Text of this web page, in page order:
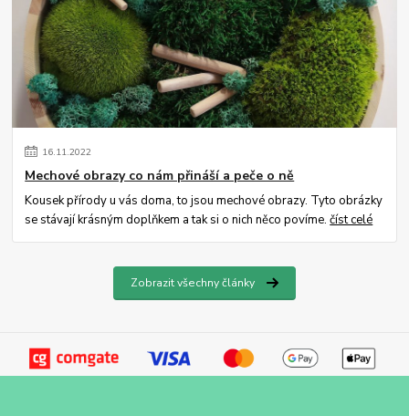
16.11.2022
Mechové obrazy co nám přináší a peče o ně
Kousek přírody u vás doma, to jsou mechové obrazy. Tyto obrázky
se stávají krásným doplňkem a tak si o nich něco povíme.číst celé
Zobrazit všechny články